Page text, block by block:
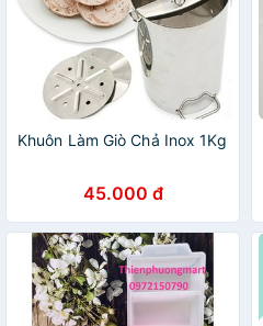
Khuôn Làm Giò Chả Inox 1Kg
45.000 đ